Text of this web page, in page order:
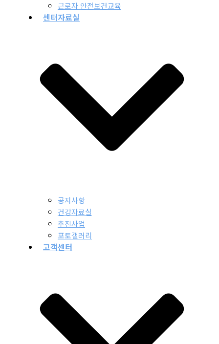
근로자 안전보건교육
센터자료실
공지사항
건강자료실
추진사업
포토갤러리
고객센터